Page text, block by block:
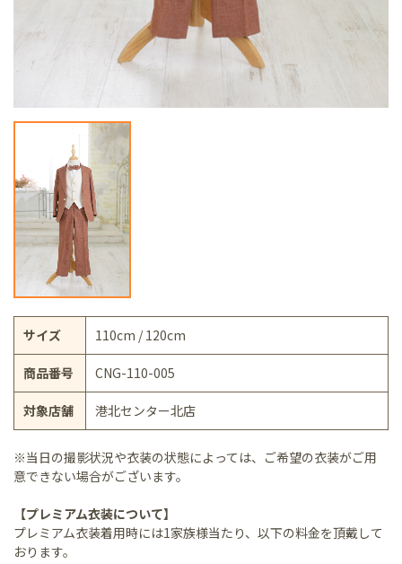
サイズ 110cm / 120cm
商品番号 CNG-110-005
対象店舗 港北センター北店
※当日の撮影状況や衣装の状態によっては、ご希望の衣装がご用
意できない場合がございます。
【プレミアム衣装について】
プレミアム衣装着用時には1家族様当たり、以下の料金を頂戴して
おります。